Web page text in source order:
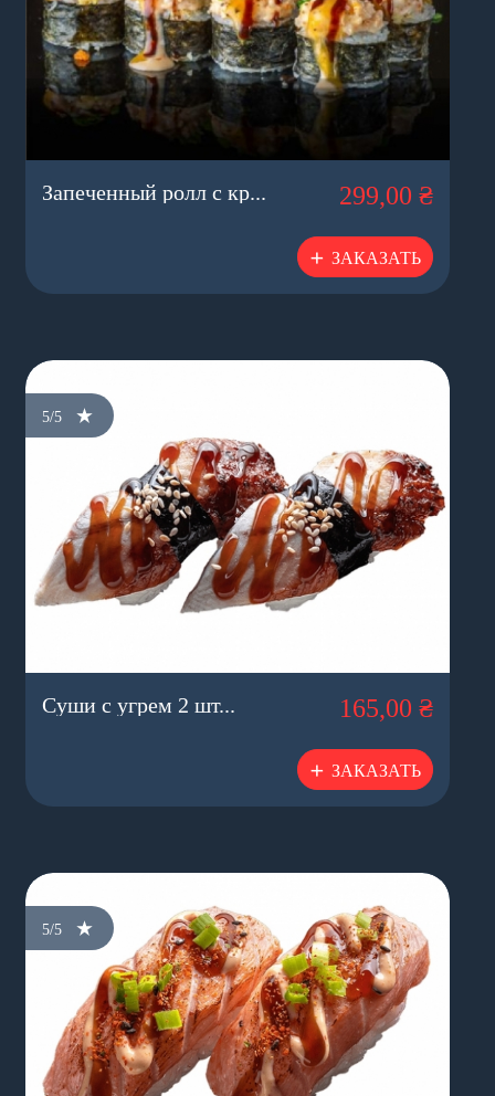
ЗАКАЗАТЬ
299,00 ₴
Запеченный ролл с кр...
5/5
ЗАКАЗАТЬ
165,00 ₴
Суши с угрем 2 шт...
5/5